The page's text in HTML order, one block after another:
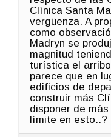
Clínica Santa
vergüenza. A
como
Madryn se
magnitud
turística el
parece que en
edificios de
construir más
disponer de
límite en esto..?